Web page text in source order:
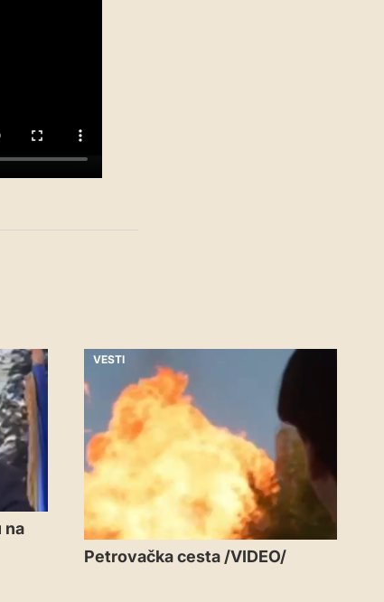
na
VESTI
Petrovačka cesta /VIDEO/